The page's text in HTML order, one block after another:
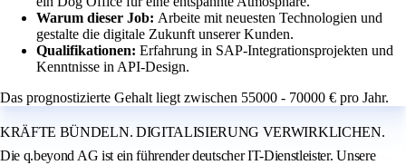
Warum dieser Job: Arbeite mit neuesten Technologien und
gestalte die digitale Zukunft unserer Kunden.
Qualifikationen: Erfahrung in SAP-Integrationsprojekten und
Kenntnisse in API-Design.
Das prognostizierte Gehalt liegt zwischen 55000 - 70000 € pro Jahr.
KRÄFTE BÜNDELN. DIGITALISIERUNG VERWIRKLICHEN.
Die q.beyond AG ist ein führender deutscher IT-Dienstleister. Unsere